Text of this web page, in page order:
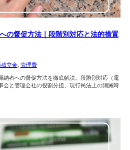
の督促方法｜段階別対応と法的措置
立金, 管理費
納者への督促方法を徹底解説。段階別対応（電
会と管理会社の役割分担、現行民法上の消滅時